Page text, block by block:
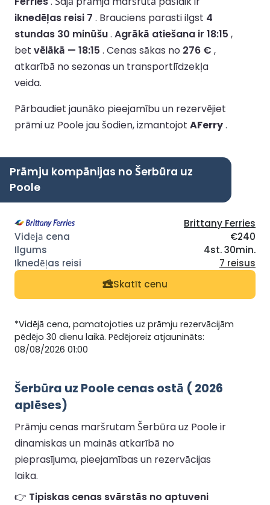
iknedēļas reisi 7 . Brauciens parasti ilgst 4
stundas 30 minūšu. Agrākā atiešana ir 18:15 ,
bet vēlākā — 18:15 . Cenas sākas no 276 € ,
atkarībā no sezonas un transportlīdzekļa
veida.
Pārbaudiet jaunāko pieejamību un rezervējiet
prāmi uz Poole jau šodien, izmantojot AFerry.
Prāmju kompānijas no Šerbūra uz
Poole
Brittany Ferries
€240
4st. 30min.
7 reisus
Skatīt cenu
*Vidējā cena, pamatojoties uz prāmju rezervācijām
pēdējo 30 dienu laikā. Pēdējoreiz atjaunināts:
08/08/2026 01:00
Šerbūra uz Poole cenas ostā ( 2026
aplēses)
Prāmju cenas maršrutam Šerbūra uz Poole ir
dinamiskas un mainās atkarībā no
pieprasījuma, pieejamības un rezervācijas
laika.
👉 Tipiskas cenas svārstās no aptuveni